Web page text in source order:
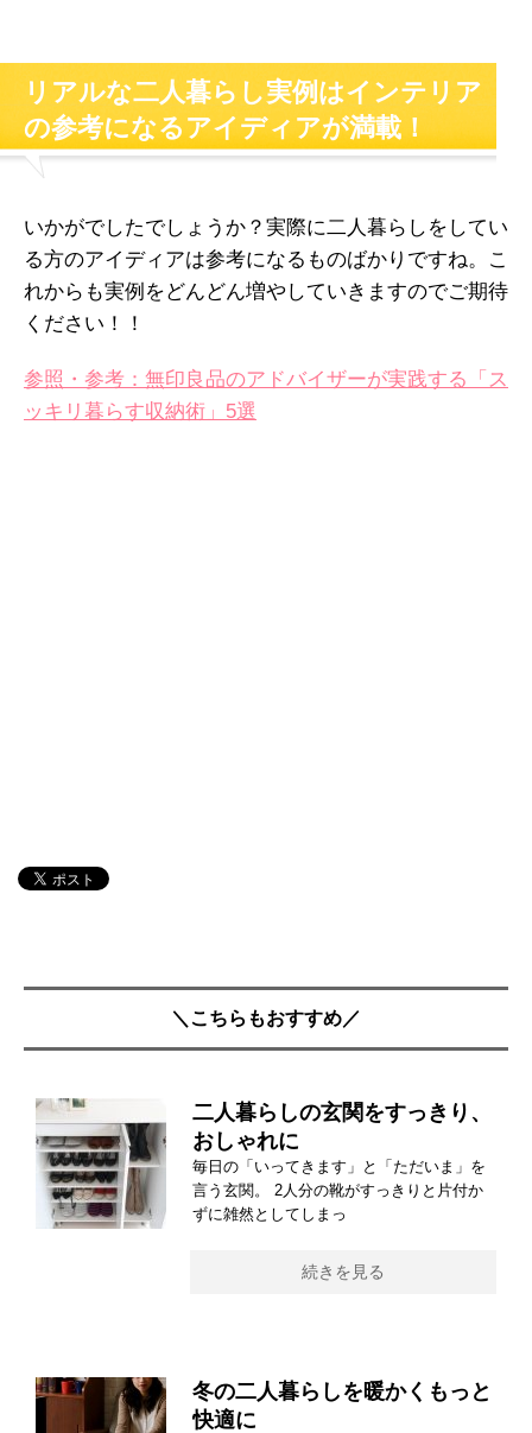
リアルな二人暮らし実例はインテリア
の参考になるアイディアが満載！
いかがでしたでしょうか？実際に二人暮らしをしてい
る方のアイディアは参考になるものばかりですね。こ
れからも実例をどんどん増やしていきますのでご期待
ください！！
参照・参考：無印良品のアドバイザーが実践する「ス
ッキリ暮らす収納術」5選
＼こちらもおすすめ／
二人暮らしの玄関をすっきり、
おしゃれに
毎日の「いってきます」と「ただいま」を
言う玄関。 2人分の靴がすっきりと片付か
ずに雑然としてしまっ
続きを見る
冬の二人暮らしを暖かくもっと
快適に